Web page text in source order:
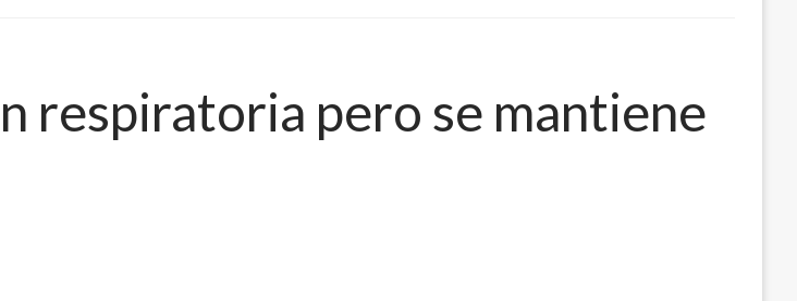
respiratoria pero se mantiene